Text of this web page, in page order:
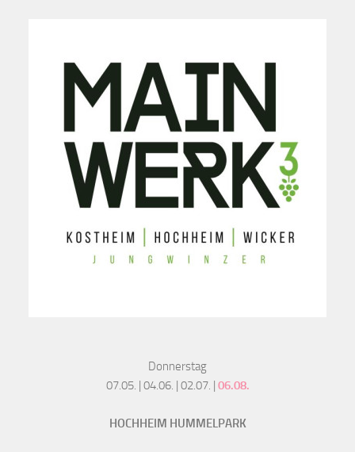
Donnerstag
07.05. | 04.06. | 02.07. | 06.08.
HOCHHEIM HUMMELPARK